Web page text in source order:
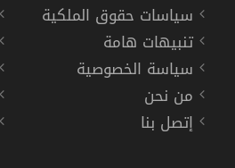
المعهد السعودي لخدمات
المعهد السعودي لخدمات البترول
« السعودية »
سياسات حقوق الملكية
تنبيهات هامة
سياسة الخصوصية
من نحن
إتصل بنا